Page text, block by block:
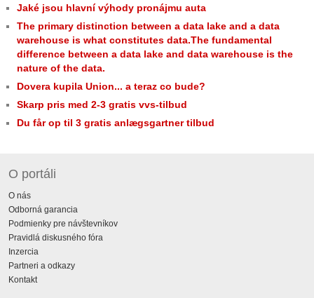
Jaké jsou hlavní výhody pronájmu auta
The primary distinction between a data lake and a data
warehouse is what constitutes data.The fundamental
difference between a data lake and data warehouse is the
nature of the data.
Dovera kupila Union... a teraz co bude?
Skarp pris med 2-3 gratis vvs-tilbud
Du får op til 3 gratis anlægsgartner tilbud
O portáli
O nás
Odborná garancia
Podmienky pre návštevníkov
Pravidlá diskusného fóra
Inzercia
Partneri a odkazy
Kontakt